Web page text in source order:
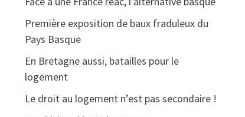
Première exposition de baux fraduleux du
Pays Basque
En Bretagne aussi, batailles pour le
logement
Le droit au logement n’est pas secondaire !